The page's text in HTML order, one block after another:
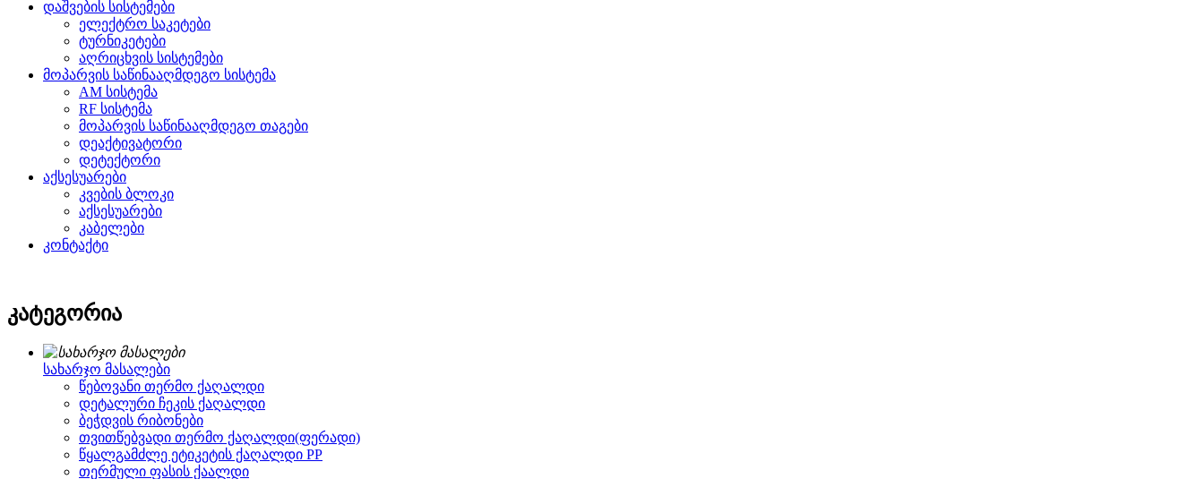
დაშვების სისტემები
ელექტრო საკეტები
ტურნიკეტები
აღრიცხვის სისტემები
მოპარვის საწინააღმდეგო სისტემა
AM სისტემა
RF სისტემა
მოპარვის საწინააღმდეგო თაგები
დეაქტივატორი
დეტექტორი
აქსესუარები
კვების ბლოკი
აქსესუარები
კაბელები
კონტაქტი
კატეგორია
სახარჯო მასალები
წებოვანი თერმო ქაღალდი
დეტალური ჩეკის ქაღალდი
ბეჭდვის რიბონები
თვითწებვადი თერმო ქაღალდი(ფერადი)
წყალგამძლე ეტიკეტის ქაღალდი PP
თერმული ფასის ქაალდი